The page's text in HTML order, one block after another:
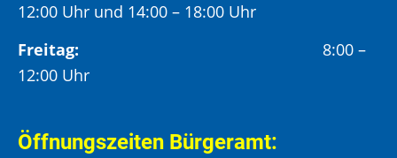
12:00 Uhr und 14:00 – 18:00 Uhr
Freitag:
8:00 –
12:00 Uhr
Öffnungszeiten Bürgeramt: